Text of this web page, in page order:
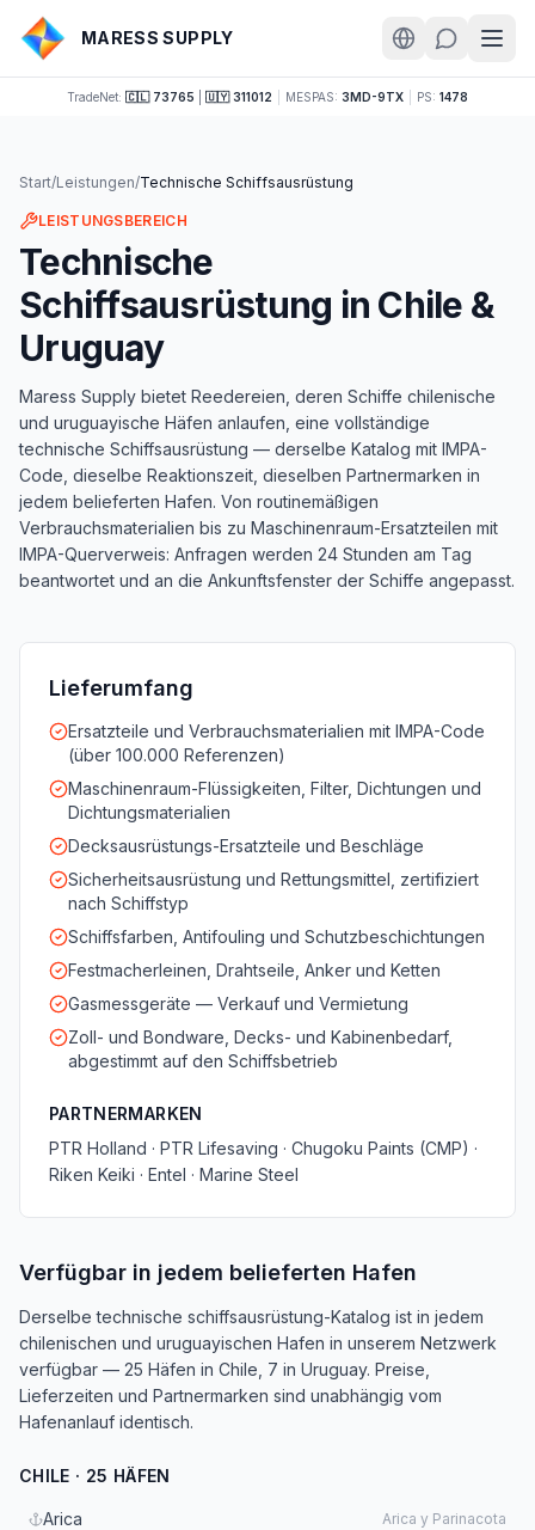
MARESS SUPPLY
TradeNet: 🇨🇱 73765 🇺🇾 311012 MESPAS: 3MD-9TX PS: 1478
Start/Leistungen/Technische Schiffsausrüstung
LEISTUNGSBEREICH
Technische
Schiffsausrüstung in Chile &
Uruguay
Maress Supply bietet Reedereien, deren Schiffe chilenische
und uruguayische Häfen anlaufen, eine vollständige
technische Schiffsausrüstung — derselbe Katalog mit IMPA-
Code, dieselbe Reaktionszeit, dieselben Partnermarken in
jedem belieferten Hafen. Von routinemäßigen
Verbrauchsmaterialien bis zu Maschinenraum-Ersatzteilen mit
IMPA-Querverweis: Anfragen werden 24 Stunden am Tag
beantwortet und an die Ankunftsfenster der Schiffe angepasst.
Lieferumfang
Ersatzteile und Verbrauchsmaterialien mit IMPA-Code
(über 100.000 Referenzen)
Maschinenraum-Flüssigkeiten, Filter, Dichtungen und
Dichtungsmaterialien
Decksausrüstungs-Ersatzteile und Beschläge
Sicherheitsausrüstung und Rettungsmittel, zertifiziert
nach Schiffstyp
Schiffsfarben, Antifouling und Schutzbeschichtungen
Festmacherleinen, Drahtseile, Anker und Ketten
Gasmessgeräte — Verkauf und Vermietung
Zoll- und Bondware, Decks- und Kabinenbedarf,
abgestimmt auf den Schiffsbetrieb
PARTNERMARKEN
PTR Holland · PTR Lifesaving · Chugoku Paints (CMP) ·
Riken Keiki · Entel · Marine Steel
Verfügbar in jedem belieferten Hafen
Derselbe technische schiffsausrüstung-Katalog ist in jedem
chilenischen und uruguayischen Hafen in unserem Netzwerk
verfügbar — 25 Häfen in Chile, 7 in Uruguay. Preise,
Lieferzeiten und Partnermarken sind unabhängig vom
Hafenanlauf identisch.
CHILE · 25 HÄFEN
Arica Arica y Parinacota